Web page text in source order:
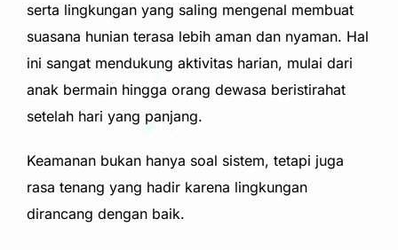
serta lingkungan yang saling mengenal membuat
suasana hunian terasa lebih aman dan nyaman. Hal
ini sangat mendukung aktivitas harian, mulai dari
anak bermain hingga orang dewasa beristirahat
setelah hari yang panjang.
Keamanan bukan hanya soal sistem, tetapi juga
rasa tenang yang hadir karena lingkungan
dirancang dengan baik.